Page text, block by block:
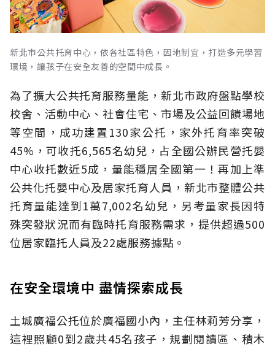
新北市公共托育中心，依各社區特色，因地制宜，打造多元學習
環境，讓孩子在安全友善的空間中成長。
為了擴大公共托育服務量能，新北市政府盤點學校
校舍、活動中心、社會住宅、市場及公益回饋場地
等空間，成功建置130家公托，家外托育率突破
45%，可收托6,565名幼兒，占全國公辦民營托嬰
中心收托數近5成，量能穩居全國第一！再加上準
公共化托嬰中心及居家托育人員，新北市整體公共
托育量能達到1萬7,002名幼兒，另考量家長因特
殊突發狀況而有臨時托育服務需求，提供超過500
位居家臨托人員及22處服務據點。
在安全環境中 盡情探索成長
土城廣福公托位於廣福國小內，主任林莉芳分享，
這裡照顧0到2歲共45名孩子，規劃閱讀區、積木